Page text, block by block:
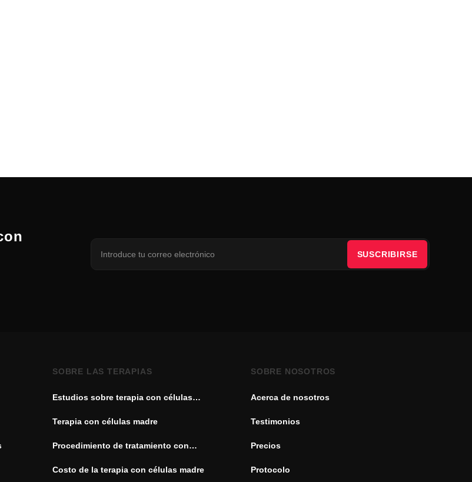
SUSCRIBIRSE
SOBRE LAS TERAPIAS
Estudios sobre terapia con células
Terapia con células madre
Procedimiento de tratamiento con
Costo de la terapia con células madre
SOBRE NOSOTROS
Acerca de nosotros
Testimonios
Precios
Protocolo